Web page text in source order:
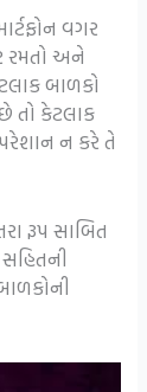
વગર
રમતો અને
બાળકો
તો કેટલાક
ન કરે તે
રૂપ સાબિત